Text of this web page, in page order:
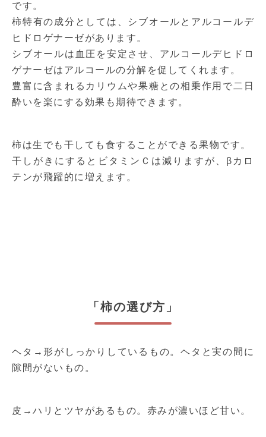
です。
柿特有の成分としては、シブオールとアルコールデ
ヒドロゲナーゼがあります。
シブオールは血圧を安定させ、アルコールデヒドロ
ゲナーゼはアルコールの分解を促してくれます。
豊富に含まれるカリウムや果糖との相乗作用で二日
酔いを楽にする効果も期待できます。
柿は生でも干しても食することができる果物です。
干しがきにするとビタミンＣは減りますが、βカロ
テンが飛躍的に増えます。
「柿の選び方」
ヘタ→形がしっかりしているもの。ヘタと実の間に
隙間がないもの。
皮→ハリとツヤがあるもの。赤みが濃いほど甘い。